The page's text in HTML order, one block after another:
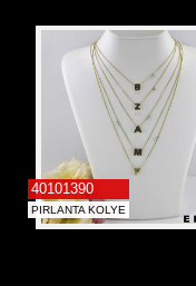
40101390
PIRLANTA KOLYE